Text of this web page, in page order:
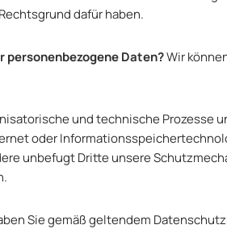
dafür haben.
Daten?Wir
und technische Prozesse
oder
unbefugt Dritte unsere
Sie gemäß geltendem